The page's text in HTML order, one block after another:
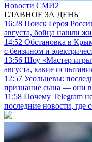
Новости СМИ2
ГЛАВНОЕ ЗА ДЕНЬ
16:28 Поиск Героя
августа, бойца нашли
14:52 Обстановка в
с бензином и
13:56 Шоу «Мастер
августа, какие
12:57 Усольцевы:
признание сына — они
11:58 Почему Telegram
последние новости, где